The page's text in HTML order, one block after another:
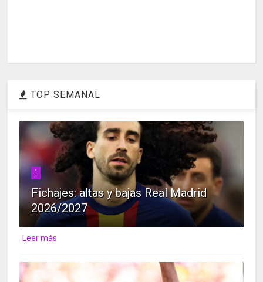
TOP SEMANAL
1
Fichajes: altas y bajas Real Madrid
2026/2027
Leer más